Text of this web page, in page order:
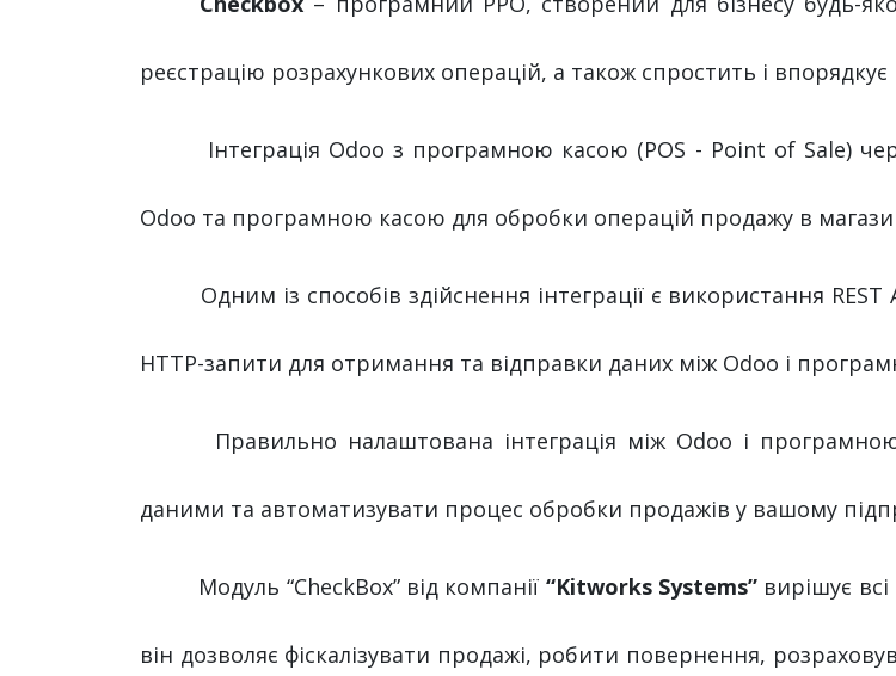
реєстрацію розрахункових операцій, а також спростить і
Інтеграція Odoo з програмною касою (POS - Point of Sale)
Odoo та програмною касою для обробки операцій продажу в
Одним із способів здійснення інтеграції є використання
HTTP-запити для отримання та відправки даних між Odoo і
Правильно налаштована інтеграція між Odoo і
даними та автоматизувати процес обробки продажів у вашому
Модуль “CheckBox” від компанії “Kitworks Systems” вирішує
він дозволяє фіскалізувати продажі, робити повернення,